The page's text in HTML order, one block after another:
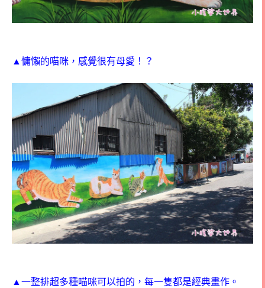
▲慵懶的喵咪，感覺很有母愛！？
▲一整排超多種喵咪可以拍的，每一隻都是經典畫作。